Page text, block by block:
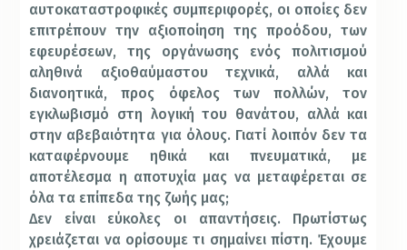
αυτοκαταστροφικές συμπεριφορές, οι οποίες δεν
επιτρέπουν την αξιοποίηση της προόδου, των
εφευρέσεων, της οργάνωσης ενός πολιτισμού
αληθινά αξιοθαύμαστου τεχνικά, αλλά και
διανοητικά, προς όφελος των πολλών, τον
εγκλωβισμό στη λογική του θανάτου, αλλά και
στην αβεβαιότητα για όλους. Γιατί λοιπόν δεν τα
καταφέρνουμε ηθικά και πνευματικά, με
αποτέλεσμα η αποτυχία μας να μεταφέρεται σε
όλα τα επίπεδα της ζωής μας;
Δεν είναι εύκολες οι απαντήσεις. Πρωτίστως
χρειάζεται να ορίσουμε τι σημαίνει πίστη. Έχουμε